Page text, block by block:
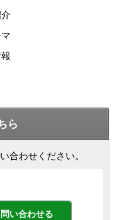
ら
合わせください。
い合わせる